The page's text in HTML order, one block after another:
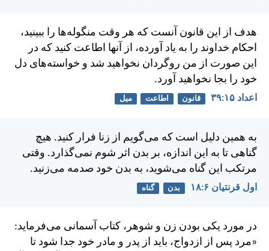
هدف از اين قانون آنست كه هر وقت منگوله‌ها را ببينيد،
احكام خداوند را به ياد آورده، از آنها اطاعت كنيد كه در
اين صورت از من روگردان نخواهيد شد و خواسته‌های دل
خود را بجا نخواهيد آورد.
اعداد ۱۵:‏۳۹ قانون اطاعت میل
به همين دليل است كه می‌گويم از زنا فرار كنيد. هيچ
گناهی تا به اين اندازه، بر بدن اثر شوم نمی‌گذارد. وقتی
مرتكب اين گناه می‌شويد، به بدن خود صدمه می‌زنيد.
اول قرنتیان ۶:‏۱۸ بدن گناه
در مورد يكی بودن زن و شوهر، كتاب آسمانی می‌فرمايد:
«مرد پس از ازدواج، بايد از پدر و مادر خود جدا شود تا